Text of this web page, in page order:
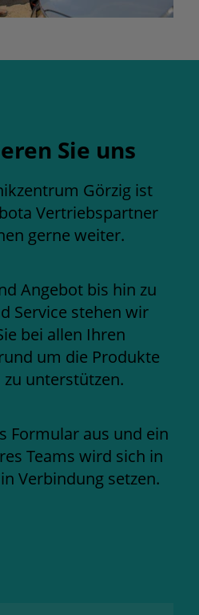
Sie uns
Görzig ist
Vertriebspartner
gerne weiter.
Angebot bis hin zu
Service stehen wir
bei allen Ihren
um die Produkte
unterstützen.
Formular aus und ein
Teams wird sich in
Verbindung setzen.